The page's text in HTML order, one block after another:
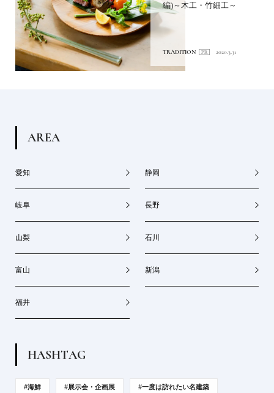
編)～木工・竹細工～
TRADITION 2020.3.31
AREA
愛知 静岡
岐阜 長野
山梨 石川
富山 新潟
福井
HASHTAG
#海鮮 #展示会・企画展 #一度は訪れたい名建築